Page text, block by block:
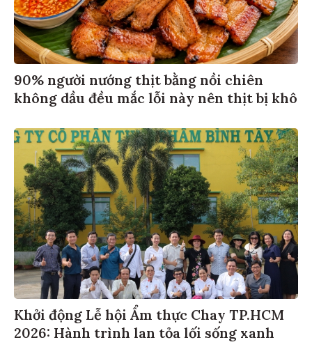
90% người nướng thịt bằng nồi chiên
không dầu đều mắc lỗi này nên thịt bị khô
Khởi động Lễ hội Ẩm thực Chay TP.HCM
2026: Hành trình lan tỏa lối sống xanh